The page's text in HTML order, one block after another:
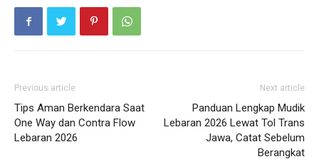
Previous article
Tips Aman Berkendara Saat
One Way dan Contra Flow
Lebaran 2026
Next article
Panduan Lengkap Mudik
Lebaran 2026 Lewat Tol Trans
Jawa, Catat Sebelum
Berangkat